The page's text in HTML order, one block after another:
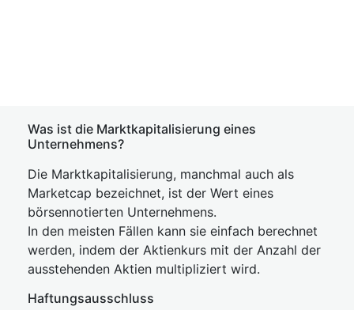
Was ist die Marktkapitalisierung eines
Unternehmens?
Die Marktkapitalisierung, manchmal auch als
Marketcap bezeichnet, ist der Wert eines
börsennotierten Unternehmens.
In den meisten Fällen kann sie einfach berechnet
werden, indem der Aktienkurs mit der Anzahl der
ausstehenden Aktien multipliziert wird.
Haftungsausschluss